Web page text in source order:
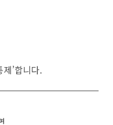
’합니다.